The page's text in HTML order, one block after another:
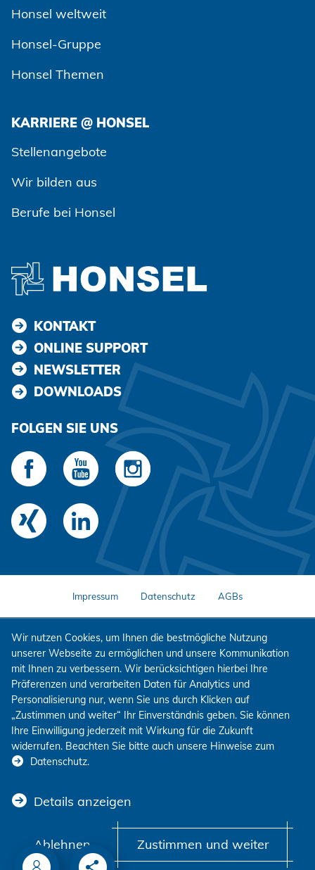
Honsel weltweit
Honsel-Gruppe
Honsel Themen
KARRIERE @ HONSEL
Stellenangebote
Wir bilden aus
Berufe bei Honsel
KONTAKT
ONLINE SUPPORT
NEWSLETTER
DOWNLOADS
FOLGEN SIE UNS
Impressum Datenschutz AGBs
Wir nutzen Cookies, um Ihnen die bestmögliche Nutzung
unserer Webseite zu ermöglichen und unsere Kommunikation
mit Ihnen zu verbessern. Wir berücksichtigen hierbei Ihre
Präferenzen und verarbeiten Daten für Analytics und
Personalisierung nur, wenn Sie uns durch Klicken auf
„Zustimmen und weiter“ Ihr Einverständnis geben. Sie können
Ihre Einwilligung jederzeit mit Wirkung für die Zukunft
widerrufen. Beachten Sie bitte auch unsere Hinweise zum
Datenschutz.
Details anzeigen
Ablehnen Zustimmen und weiter